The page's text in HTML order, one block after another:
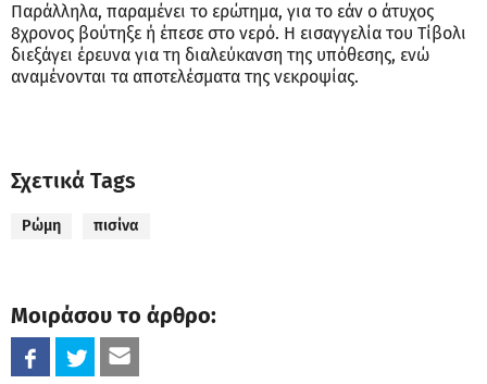
Παράλληλα, παραμένει το ερώτημα, για το εάν ο άτυχος
8χρονος βούτηξε ή έπεσε στο νερό. Η εισαγγελία του Τίβολι
διεξάγει έρευνα για τη διαλεύκανση της υπόθεσης, ενώ
αναμένονται τα αποτελέσματα της νεκροψίας.
Σχετικά Tags
Ρώμη πισίνα
Μοιράσου το άρθρο: